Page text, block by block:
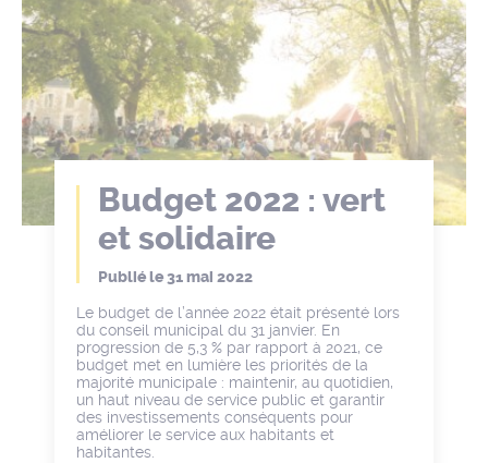
Budget 2022 : vert
et solidaire
Publié le31 mai 2022
Le budget de l’année 2022 était présenté lors
du conseil municipal du 31 janvier. En
progression de 5,3 % par rapport à 2021, ce
budget met en lumière les priorités de la
majorité municipale : maintenir, au quotidien,
un haut niveau de service public et garantir
des investissements conséquents pour
améliorer le service aux habitants et
habitantes.